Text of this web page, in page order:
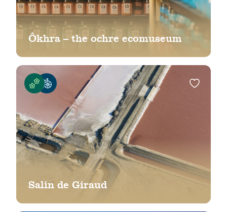
Ôkhra – the ochre ecomuseum
Salin de Giraud